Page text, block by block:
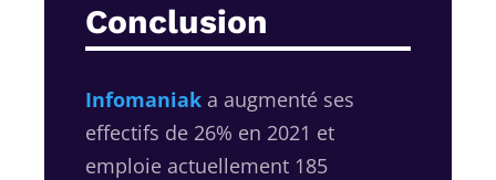
Conclusion
Infomaniaka augmenté ses
effectifs de 26% en 2021 et
emploie actuellement 185